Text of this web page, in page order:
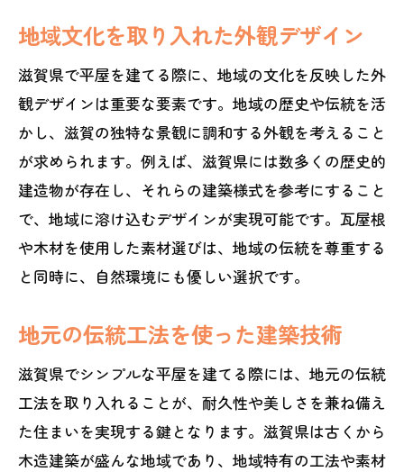
地域文化を取り入れた外観デザイン
滋賀県で平屋を建てる際に、地域の文化を反映した外
観デザインは重要な要素です。地域の歴史や伝統を活
かし、滋賀の独特な景観に調和する外観を考えること
が求められます。例えば、滋賀県には数多くの歴史的
建造物が存在し、それらの建築様式を参考にすること
で、地域に溶け込むデザインが実現可能です。瓦屋根
や木材を使用した素材選びは、地域の伝統を尊重する
と同時に、自然環境にも優しい選択です。
地元の伝統工法を使った建築技術
滋賀県でシンプルな平屋を建てる際には、地元の伝統
工法を取り入れることが、耐久性や美しさを兼ね備え
た住まいを実現する鍵となります。滋賀県は古くから
木造建築が盛んな地域であり、地域特有の工法や素材